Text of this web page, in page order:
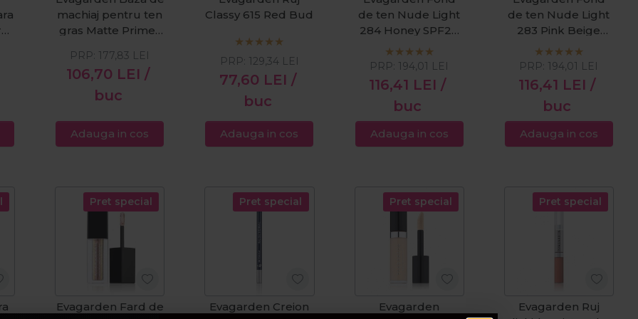
machiaj pentru ten
gras Matte Primer
106,70 LEI /
buc
PRP: 177,83 LEI
Adauga in cos
Classy 615 Red Bud
77,60 LEI /
buc
PRP: 129,34 LEI
Adauga in cos
de ten Nude Light
284 Honey SPF20
30ml
116,41 LEI /
buc
PRP: 194,01 LEI
Adauga in cos
de ten Nude Light
283 Pink Beige
SPF20 30ml
116,41 LEI /
buc
PRP: 194,01 LEI
Adauga in cos
Pret special
Evagarden Fard de
Pret special
Evagarden Creion
Pret special
Evagarden
Pret special
Evagarden Ruj